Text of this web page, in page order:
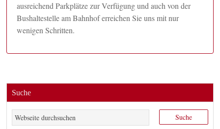
ausreichend Parkplätze zur Verfügung und auch von der
Bushaltestelle am Bahnhof erreichen Sie uns mit nur
wenigen Schritten.
Suche